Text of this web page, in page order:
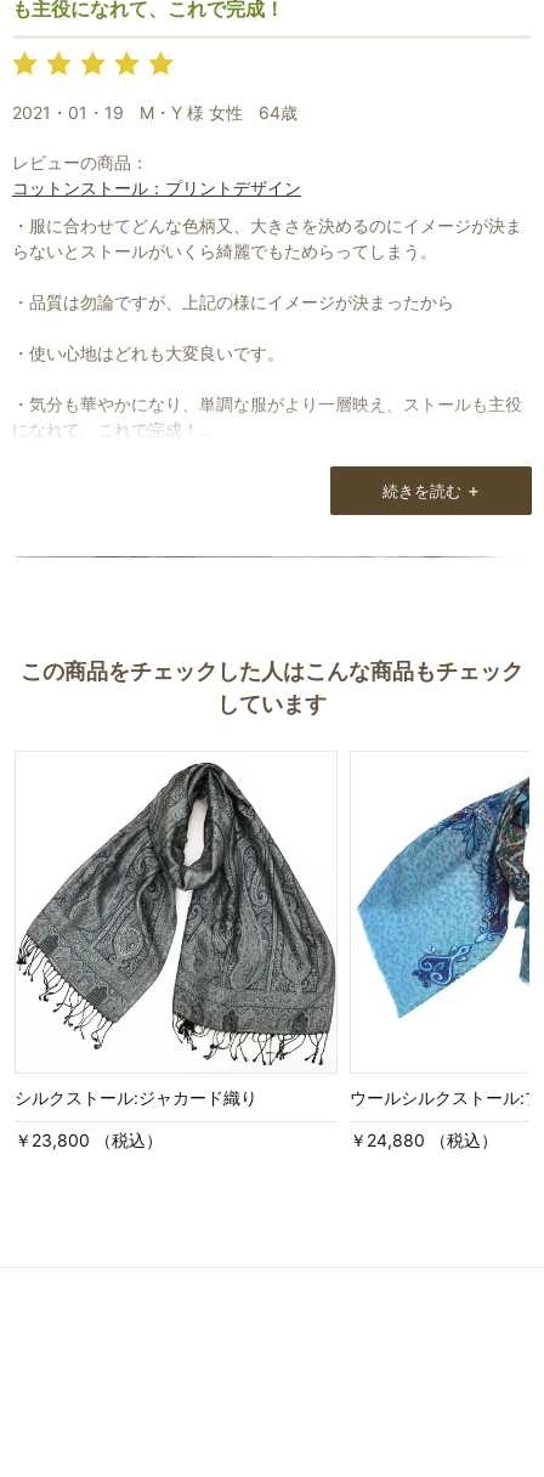
男性でストールを身につける方が周りにいないので、おすすめする
事が少ないのですが、女性には目を引くストールがあるようです。
ただきありがとうございます。
Natural Loungeさんのファンの一人として、今後も微力ながら応援
させていただければと思います。
人は必ず歳はとります。
年齢を重ねた時に、その時その時で輝けるアイテムとして活用出来
ればと私は思っております。
お体に気をつけて、是非、長く続けていただけるよう願っておりま
す。
も主役になれて、これで完成！
2021・01・19 M・Y 様 女性 64歳
レビューの商品：
コットンストール：プリントデザイン
・服に合わせてどんな色柄又、大きさを決めるのにイメージが決ま
らないとストールがいくら綺麗でもためらってしまう。
・品質は勿論ですが、上記の様にイメージが決まったから
・使い心地はどれも大変良いです。
・気分も華やかになり、単調な服がより一層映え、ストールも主役
になれて、これで完成！
・シンプルで素敵な内包でそのまま保管してます。続きを読む +
この商品をチェックした人はこんな商品もチェック
しています
シルクストール:ジャカード織り
￥23,800 （税込）
ウールシルクストール:
￥24,880 （税込）